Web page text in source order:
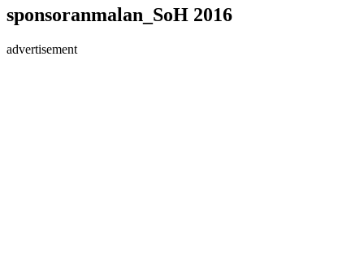
sponsoranmalan_SoH 2016
advertisement